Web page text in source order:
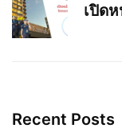
เปิด
Recent Posts